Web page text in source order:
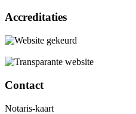
Accreditaties
Contact
Notaris-kaart